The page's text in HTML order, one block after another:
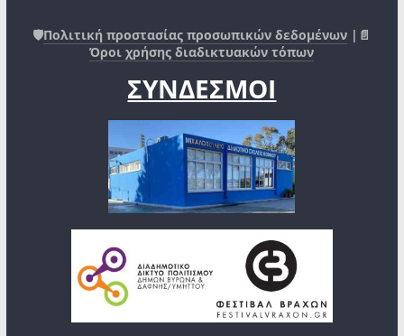
🛡️Πολιτική προστασίας προσωπικών δεδομένων |📄
Όροι χρήσης διαδικτυακών τόπων
ΣΥΝΔΕΣΜΟΙ